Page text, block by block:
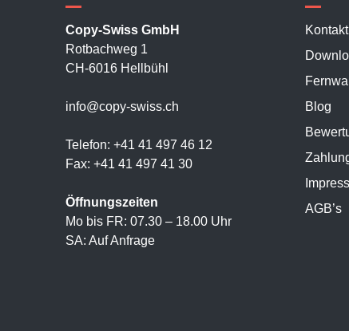
Copy-Swiss GmbH
Rotbachweg 1
CH-6016 Hellbühl
info@copy-swiss.ch
Telefon: +41 41 497 46 12
Fax: +41 41 497 41 30
Öffnungszeiten
Mo bis FR: 07.30 – 18.00 Uhr
SA: Auf Anfrage
Kontakt
Blog
AGB’s